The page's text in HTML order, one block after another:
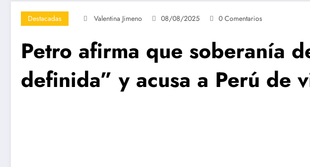
Destacadas Valentina Jimeno 08/08/2025 0 Comentarios
Petro afirma que soberanía
definida” y acusa a Perú de